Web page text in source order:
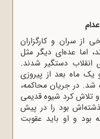
از سران و کارگزاران
اما عده‌ای دیگر مثل
دستگیر شدند.
و یک ماه بعد از پیروزی
شد. در جریان محاکمه،
تلاش کرد شیوه قدیمی
بود را در پیش
بود و او باید عقوبت